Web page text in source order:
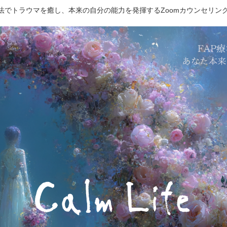
でトラウマを癒し、本来の自分の能力を発揮するZoomカウンセリン